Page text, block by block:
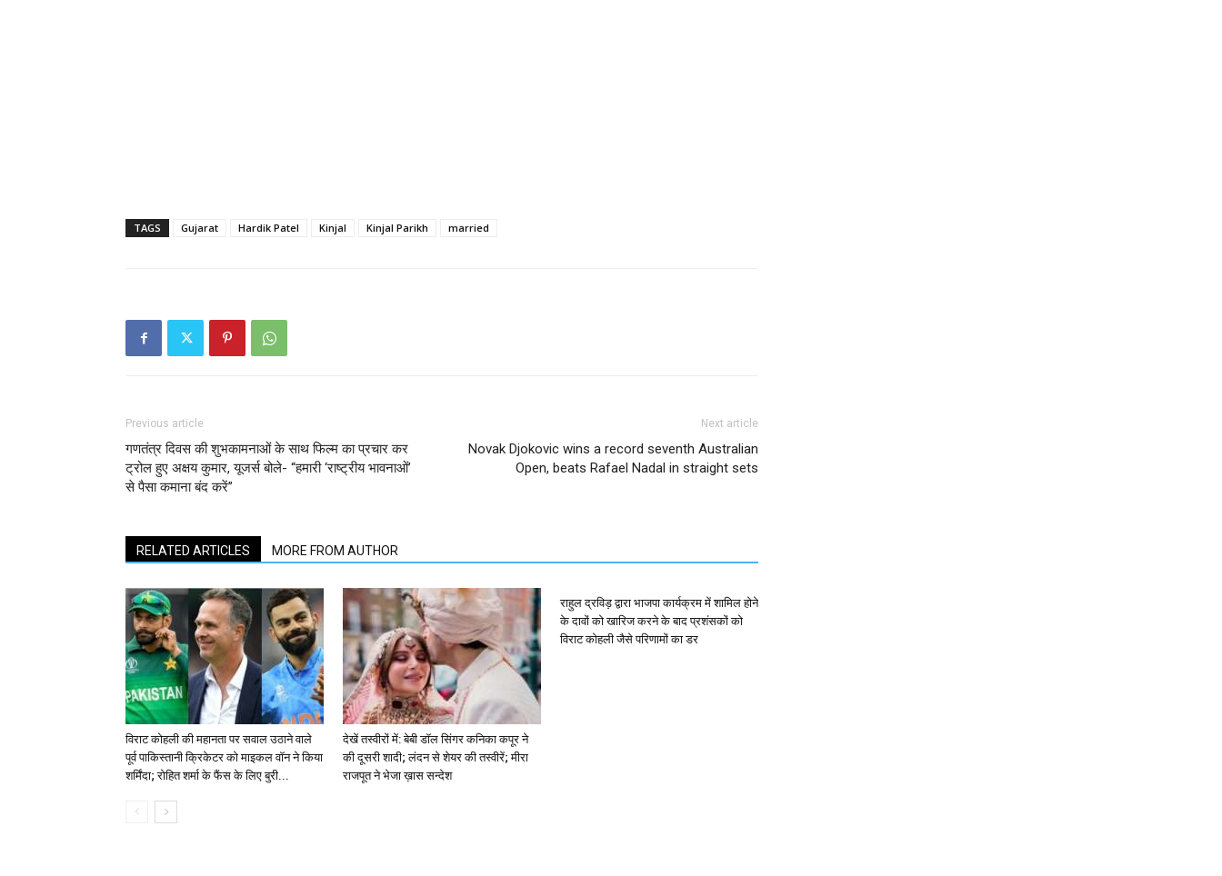
TAGS Gujarat Hardik Patel Kinjal Kinjal Parikh married
Previous article
गणतंत्र दिवस की शुभकामनाओं के साथ फिल्म का प्रचार कर
ट्रोल हुए अक्षय कुमार, यूजर्स बोले- “हमारी ‘राष्ट्रीय भावनाओं’
से पैसा कमाना बंद करें”
Next article
Novak Djokovic wins a record seventh Australian
Open, beats Rafael Nadal in straight sets
RELATED ARTICLES MORE FROM AUTHOR
विराट कोहली की महानता पर सवाल उठाने वाले
पूर्व पाकिस्तानी क्रिकेटर को माइकल वॉन ने किया
शर्मिंदा; रोहित शर्मा के फैंस के लिए बुरी...
देखें तस्वीरों में: बेबी डॉल सिंगर कनिका कपूर ने
की दूसरी शादी; लंदन से शेयर की तस्वीरें; मीरा
राजपूत ने भेजा ख़ास सन्देश
राहुल द्रविड़ द्वारा भाजपा कार्यक्रम में शामिल होने
के दावों को खारिज करने के बाद प्रशंसकों को
विराट कोहली जैसे परिणामों का डर